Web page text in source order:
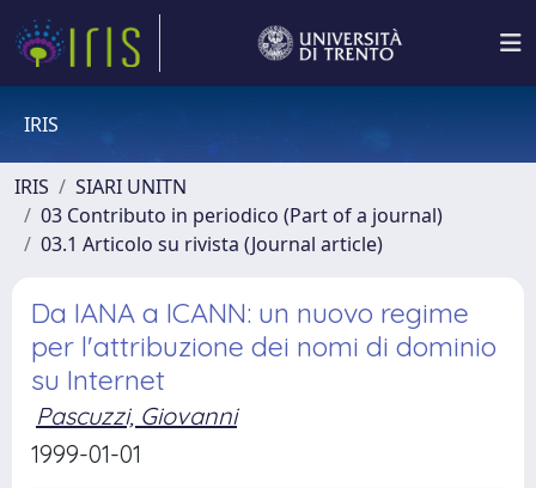
IRIS
IRIS
SIARI UNITN
03 Contributo in periodico (Part of a journal)
03.1 Articolo su rivista (Journal article)
Da IANA a ICANN: un nuovo regime
per l'attribuzione dei nomi di dominio
su Internet
Pascuzzi, Giovanni
1999-01-01